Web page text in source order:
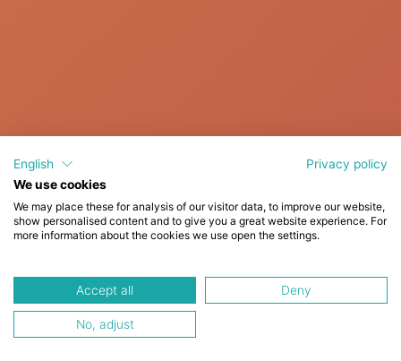
English
Privacy policy
We use cookies
We may place these for analysis of our visitor data, to improve our website,
show personalised content and to give you a great website experience. For
more information about the cookies we use open the settings.
Accept all Deny
No, adjust